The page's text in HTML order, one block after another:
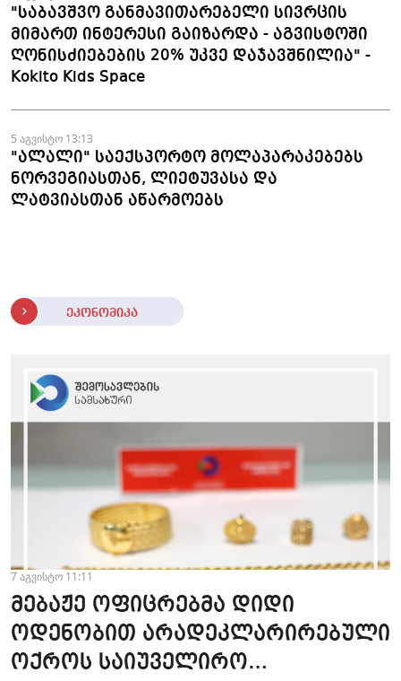
"საბავშვო განმავითარებელი სივრცის
მიმართ ინტერესი გაიზარდა - აგვისტოში
ღონისძიებების 20% უკვე დაჯავშნილია" -
Kokito Kids Space
5 აგვისტო 13:13
"ალალი" საექსპორტო მოლაპარაკებებს
ნორვეგიასთან, ლიეტუვასა და
ლატვიასთან აწარმოებს
ეკონომიკა
7 აგვისტო 11:11
მებაჟე ოფიცრებმა დიდი
ოდენობით არადეკლარირებული
ოქროს საიუველირო